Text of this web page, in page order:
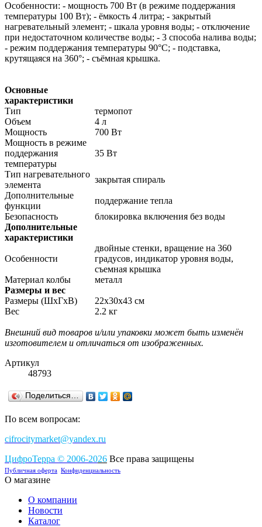
Особенности: - мощность 700 Вт (в режиме поддержания
температуры 100 Вт); - ёмкость 4 литра; - закрытый
нагревательный элемент; - шкала уровня воды; - отключение
при недостаточном количестве воды; - 3 способа налива воды;
- режим поддержания температуры 90°C; - подставка,
крутящаяся на 360°; - съёмная крышка.
Основные
характеристики
Тип
термопот
Объем
4 л
Мощность
700 Вт
Мощность в режиме
поддержания
температуры
35 Вт
Тип нагревательного
элемента
закрытая спираль
Дополнительные
функции
поддержание тепла
Безопасность
блокировка включения без воды
Дополнительные
характеристики
Особенности
двойные стенки, вращение на 360
градусов, индикатор уровня воды,
съемная крышка
Материал колбы
металл
Размеры и вес
Размеры (ШхГхВ)
22х30х43 см
Вес
2.2 кг
Внешний вид товаров и/или упаковки может быть изменён
изготовителем и отличаться от изображенных.
Артикул
48793
Поделиться…
По всем вопросам:
cifrocitymarket@yandex.ru
ЦифроТерра © 2006-2026 Все права защищены
Публичная оферта Конфиденциальность
О магазине
О компании
Новости
Каталог